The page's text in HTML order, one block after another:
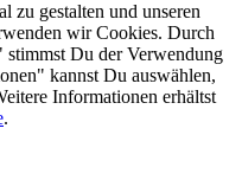
zu gestalten und unseren
wir Cookies. Durch
Du der Verwendung
kannst Du auswählen,
Informationen erhältst
.